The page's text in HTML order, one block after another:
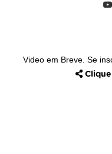
Video em Breve. Se
Clique